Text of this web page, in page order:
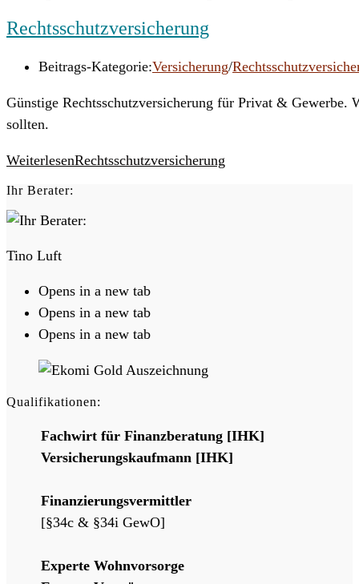
Rechtsschutzversicherung
Beitrags-Kategorie:Versicherung/
Günstige Rechtsschutzversicherung für Privat & Gewerbe.
sollten.
WeiterlesenRechtsschutzversicherung
Ihr Berater:
Tino Luft
Opens in a new tab
Opens in a new tab
Opens in a new tab
Qualifikationen:
Fachwirt für Finanzberatung [IHK]
Versicherungskaufmann [IHK]
Finanzierungsvermittler
[§34c & §34i GewO]
Experte Wohnvorsorge